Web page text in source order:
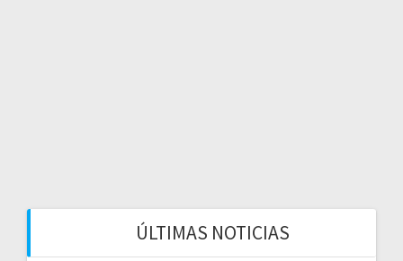
ÚLTIMAS NOTICIAS